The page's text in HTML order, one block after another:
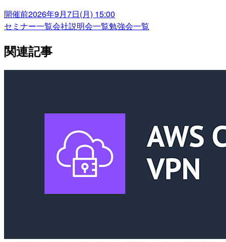
開催前2026年9月7日(月) 15:00
セミナー一覧会社説明会一覧勉強会一覧
関連記事